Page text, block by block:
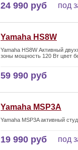
24 990 руб под
Yamaha HS8W
Yamaha HS8W Активный
зоны мощность 120 Вт цвет
59 990 руб
Yamaha MSP3A
Yamaha MSP3A активный
19 990 руб под